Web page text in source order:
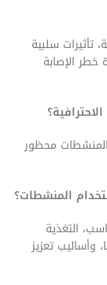
تأثيرات سلبية
خطر الإصابة
المنشطات محظور
المنشطات؟
التغذية
وأساليب تعزيز